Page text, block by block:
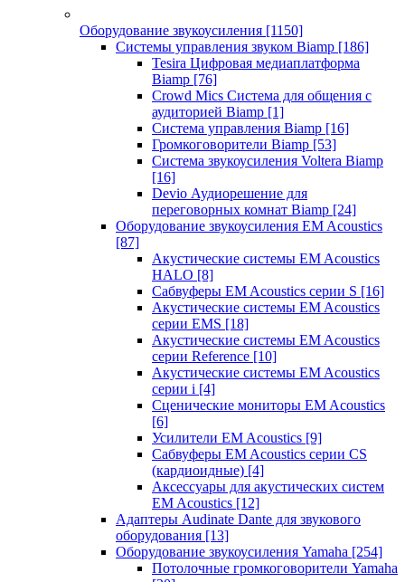
Оборудование звукоусиления [1150]
Системы управления звуком Biamp [186]
Tesira Цифровая медиаплатформа
Biamp [76]
Crowd Mics Система для общения с
аудиторией Biamp [1]
Система управления Biamp [16]
Громкоговорители Biamp [53]
Система звукоусиления Voltera Biamp
[16]
Devio Аудиорешение для
переговорных комнат Biamp [24]
Оборудование звукоусиления EM Acoustics
[87]
Акустические системы EM Acoustics
HALO [8]
Сабвуферы EM Acoustics серии S [16]
Акустические системы EM Acoustics
серии EMS [18]
Акустические системы EM Acoustics
серии Reference [10]
Акустические системы EM Acoustics
серии i [4]
Сценические мониторы EM Acoustics
[6]
Усилители EM Acoustics [9]
Сабвуферы EM Acoustics серии CS
(кардиоидные) [4]
Аксессуары для акустических систем
EM Acoustics [12]
Адаптеры Audinate Dante для звукового
оборудования [13]
Оборудование звукоусиления Yamaha [254]
Потолочные громкоговорители Yamaha